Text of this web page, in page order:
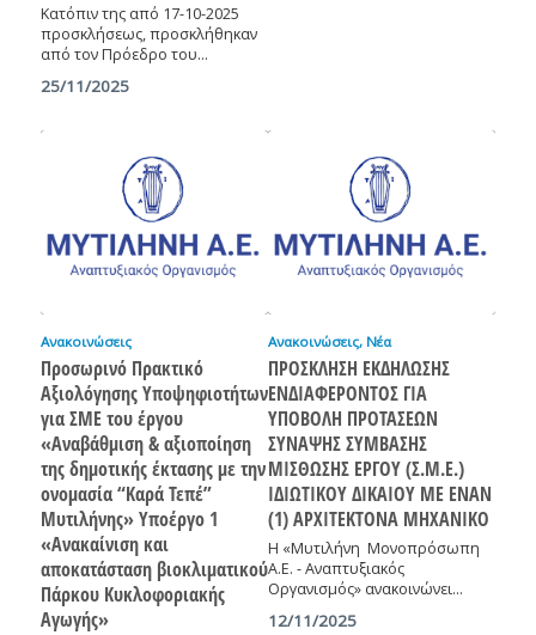
Κατόπιν της από 17-10-2025
προσκλήσεως, προσκλήθηκαν
από τον Πρόεδρο του…
25/11/2025
Ανακοινώσεις
Προσωρινό Πρακτικό
Αξιολόγησης Υποψηφιοτήτων
για ΣΜΕ του έργου
«Αναβάθμιση & αξιοποίηση
της δημοτικής έκτασης με την
ονομασία “Καρά Τεπέ”
Μυτιλήνης» Υποέργο 1
«Ανακαίνιση και
αποκατάσταση βιοκλιματικού
Πάρκου Κυκλοφοριακής
Αγωγής»
Ανακοινώσεις, Νέα
ΠΡΟΣΚΛΗΣΗ ΕΚΔΗΛΩΣΗΣ
ΕΝΔΙΑΦΕΡΟΝΤΟΣ ΓΙΑ
ΥΠΟΒΟΛΗ ΠΡΟΤΑΣΕΩΝ
ΣΥΝΑΨΗΣ ΣΥΜΒΑΣΗΣ
ΜΙΣΘΩΣΗΣ ΕΡΓΟΥ (Σ.Μ.Ε.)
ΙΔΙΩΤΙΚΟΥ ΔΙΚΑΙΟΥ ΜΕ ΕΝΑΝ
(1) ΑΡΧΙΤΕΚΤΟΝΑ ΜΗΧΑΝΙΚΟ
Η «Μυτιλήνη Μονοπρόσωπη
Α.Ε. - Αναπτυξιακός
Οργανισμός» ανακοινώνει…
12/11/2025